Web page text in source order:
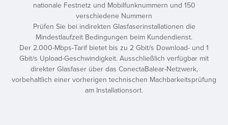
nationale Festnetz und Mobilfunknummern und 150
verschiedene Nummern
Prüfen Sie bei indirekten Glasfaserinstallationen die
Mindestlaufzeit Bedingungen beim Kundendienst.
Der 2.000-Mbps-Tarif bietet bis zu 2 Gbit/s Download- und 1
Gbit/s Upload-Geschwindigkeit. Ausschließlich verfügbar mit
direkter Glasfaser über das ConectaBalear-Netzwerk,
vorbehaltlich einer vorherigen technischen Machbarkeitsprüfung
am Installationsort.